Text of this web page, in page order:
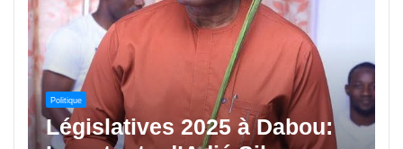
Politique
Législatives 2025 à Dabou: